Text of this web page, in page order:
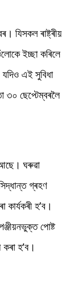
যিসকল ৰাষ্ট্ৰীয়
ইচ্ছা কৰিলে
এই সুবিধা
৩০ ছেপ্টেম্বৰলৈ
ঘৰুৱা
গ্ৰহণ
হ’ব।
পোষ্ট
কৰা হ’ব।